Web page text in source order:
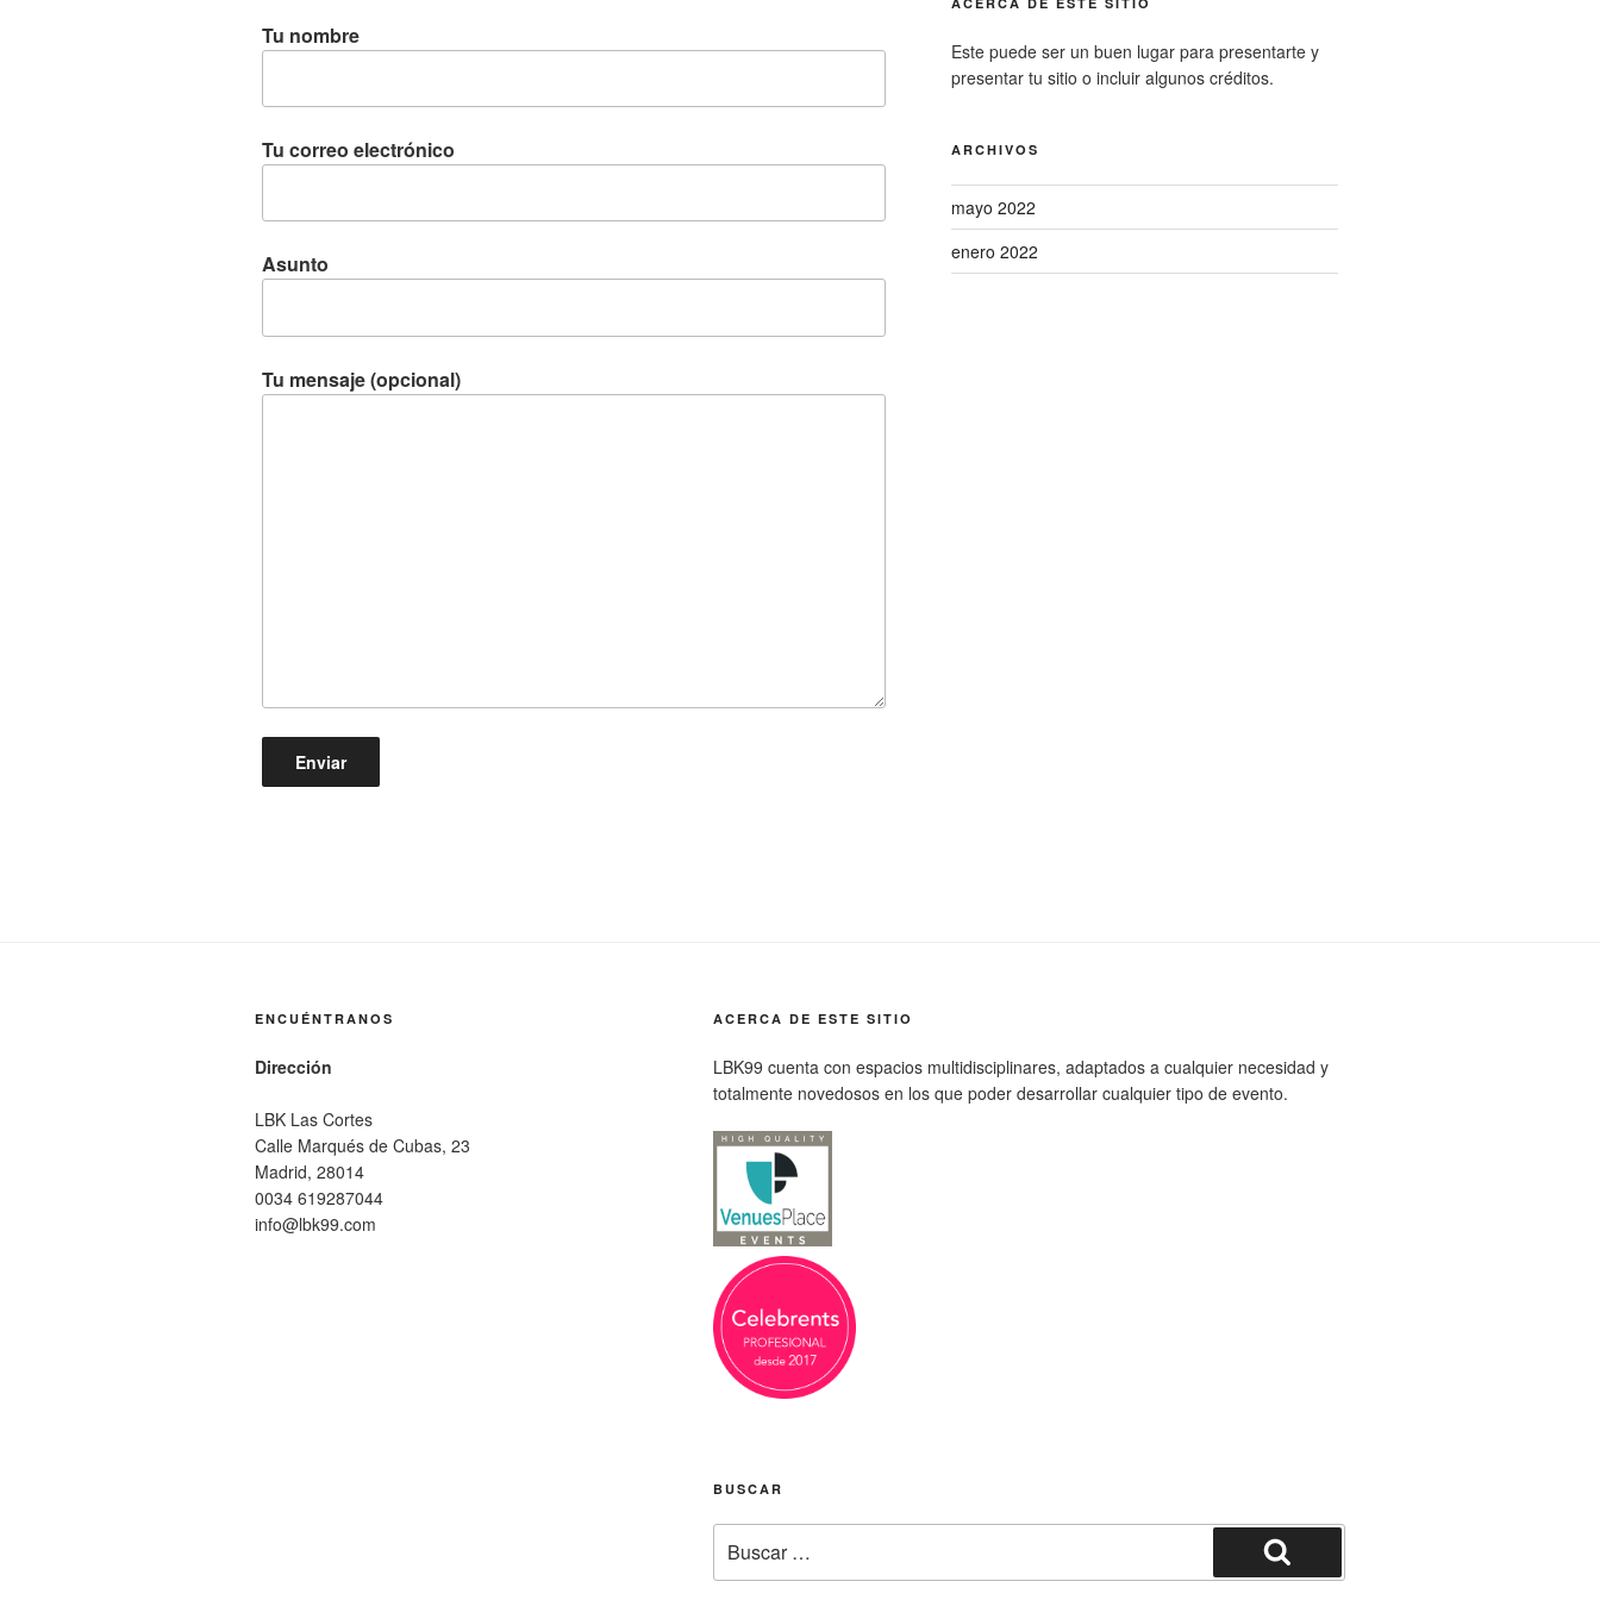
Tu nombre
Tu correo electrónico
Asunto
Tu mensaje (opcional)
Este puede ser un buen lugar para presentarte y
presentar tu sitio o incluir algunos créditos.
ARCHIVOS
mayo 2022
enero 2022
ENCUÉNTRANOS
Dirección
LBK Las Cortes
Calle Marqués de Cubas, 23
Madrid, 28014
0034 619287044
info@lbk99.com
ACERCA DE ESTE SITIO
LBK99 cuenta con espacios multidisciplinares, adaptados a cualquier necesidad y
totalmente novedosos en los que poder desarrollar cualquier tipo de evento.
BUSCAR
por:
Buscar